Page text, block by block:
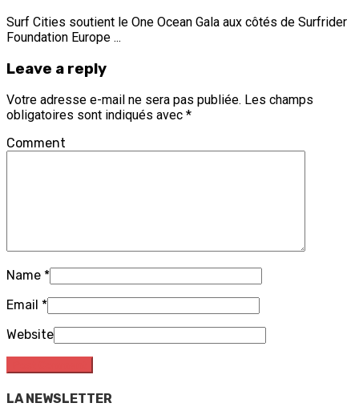
Surf Cities soutient le One Ocean Gala aux côtés de Surfrider
Foundation Europe ...
Leave a reply
Votre adresse e-mail ne sera pas publiée. Les champs
obligatoires sont indiqués avec *
Comment
Name *
Email *
Website
LA NEWSLETTER